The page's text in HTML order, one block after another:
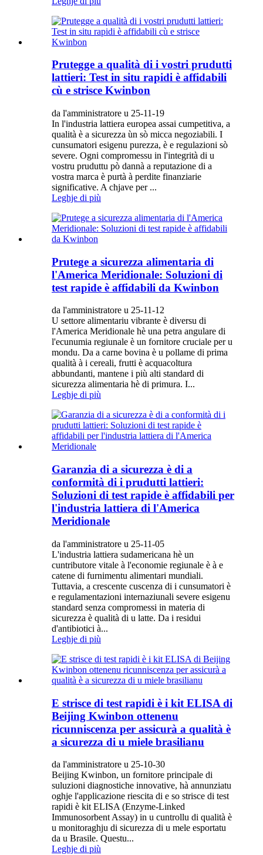
Prutegge a qualità di i vostri prudutti
lattieri: Test in situ rapidi è affidabili
cù e strisce Kwinbon
da l'amministratore u 25-11-19
In l'industria lattiera europea assai cumpetitiva, a
qualità è a sicurezza ùn sò micca negoziabili. I
cunsumatori esigenu purezza, è e regulazioni sò
severe. Ogni compromessu in l'integrità di u
vostru pruduttu pò dannà a reputazione di a
vostra marca è purtà à perdite finanziarie
significative. A chjave per ...
Leghje di più
Prutege a sicurezza alimentaria di
l'America Meridionale: Soluzioni di
test rapide è affidabili da Kwinbon
da l'amministratore u 25-11-12
U settore alimentariu vibrante è diversu di
l'America Meridionale hè una petra angulare di
l'ecunumia regiunale è un fornitore cruciale per u
mondu. Da a carne bovina è u pollame di prima
qualità à i cereali, frutti è acquacoltura
abbundanti, mantene i più alti standard di
sicurezza alimentaria hè di primura. I...
Leghje di più
Garanzia di a sicurezza è di a
conformità di i prudutti lattieri:
Soluzioni di test rapide è affidabili per
l'industria lattiera di l'America
Meridionale
da l'amministratore u 25-11-05
L'industria lattiera sudamericana hè un
cuntributore vitale à l'economie regiunale è à e
catene di furnimentu alimentari mundiali.
Tuttavia, a crescente cuscenza di i cunsumatori è
e regulamentazioni internaziunali severe esigenu
standard senza compromessi in materia di
sicurezza è qualità di u latte. Da i residui
d'antibiotici à...
Leghje di più
E strisce di test rapidi è i kit ELISA di
Beijing Kwinbon ottenenu
ricunniscenza per assicurà a qualità è
a sicurezza di u miele brasilianu
da l'amministratore u 25-10-30
Beijing Kwinbon, un fornitore principale di
suluzioni diagnostiche innovative, hà annunziatu
oghje l'applicazione riescita di e so strisce di test
rapidi è kit ELISA (Enzyme-Linked
Immunosorbent Assay) in u cuntrollu di qualità è
u monitoraghju di sicurezza di u mele esportatu
da u Brasile. Questu...
Leghje di più